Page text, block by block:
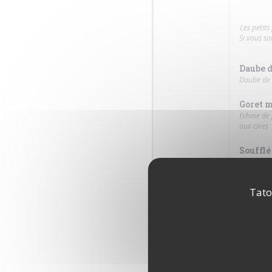
Les
Si vous
Daube
Daube
Goret
Echine
aux cives
Soufflé
P'tits
Plat